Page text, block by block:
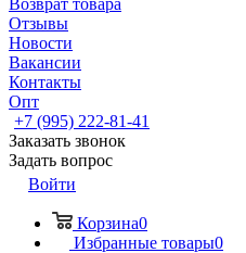
Возврат товара
Отзывы
Новости
Вакансии
Контакты
Опт
+7 (995) 222-81-41
Заказать звонок
Задать вопрос
Войти
Корзина0
Избранные товары0